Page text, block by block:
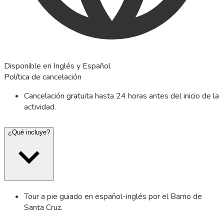
Disponible en Inglés y Español
Política de cancelación
Cancelación gratuita hasta 24 horas antes del inicio de la
actividad.
¿Qué incluye?
Tour a pie guiado en español-inglés por el Barrio de
Santa Cruz.